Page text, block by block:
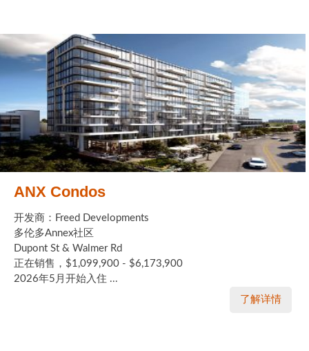
ANX Condos
开发商：Freed Developments
多伦多Annex社区
Dupont St & Walmer Rd
正在销售，$1,099,900 - $6,173,900
2026年5月开始入住 ...
了解详情